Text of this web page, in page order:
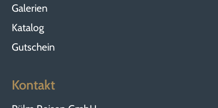
Galerien
Katalog
Gutschein
Kontakt